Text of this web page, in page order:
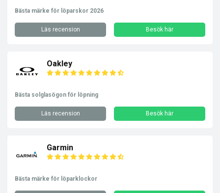
Bästa märke för löparskor 2026
Läs recension Besök här
Oakley
Bästa solglasögon för löpning
Läs recension Besök här
Garmin
Bästa märke för löparklockor